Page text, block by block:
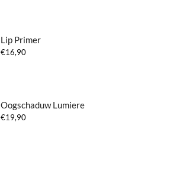
Lip Primer
€16,90
Oogschaduw Lumiere
€19,90